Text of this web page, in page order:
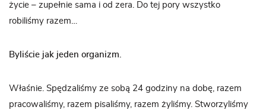
życie – zupełnie sama i od zera. Do tej pory wszystko
robiliśmy razem…
Byliście jak jeden organizm.
Właśnie. Spędzaliśmy ze sobą 24 godziny na dobę, razem
pracowaliśmy, razem pisaliśmy, razem żyliśmy. Stworzyliśmy